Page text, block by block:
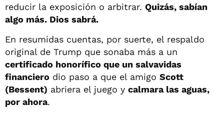
reducir la exposición o arbitrar. Quizás, sabían
algo más. Dios sabrá.
En resumidas cuentas, por suerte, el respaldo
original de Trump que sonaba más a un
certificado honorífico que un salvavidas
financiero dio paso a que el amigo Scott
(Bessent) abriera el juego y calmara las aguas,
por ahora.